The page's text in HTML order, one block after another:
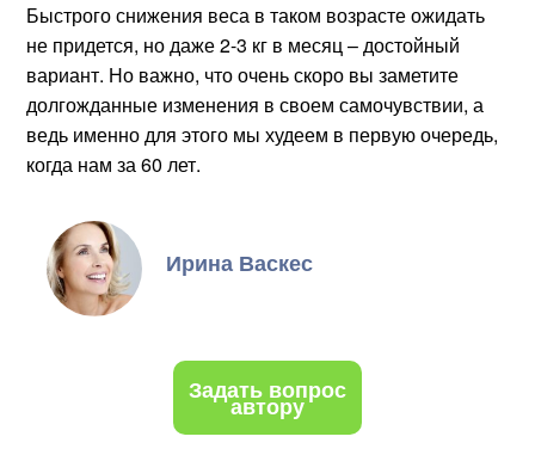
Быстрого снижения веса в таком возрасте ожидать
не придется, но даже 2-3 кг в месяц – достойный
вариант. Но важно, что очень скоро вы заметите
долгожданные изменения в своем самочувствии, а
ведь именно для этого мы худеем в первую очередь,
когда нам за 60 лет.
Ирина Васкес
Задать вопрос
автору